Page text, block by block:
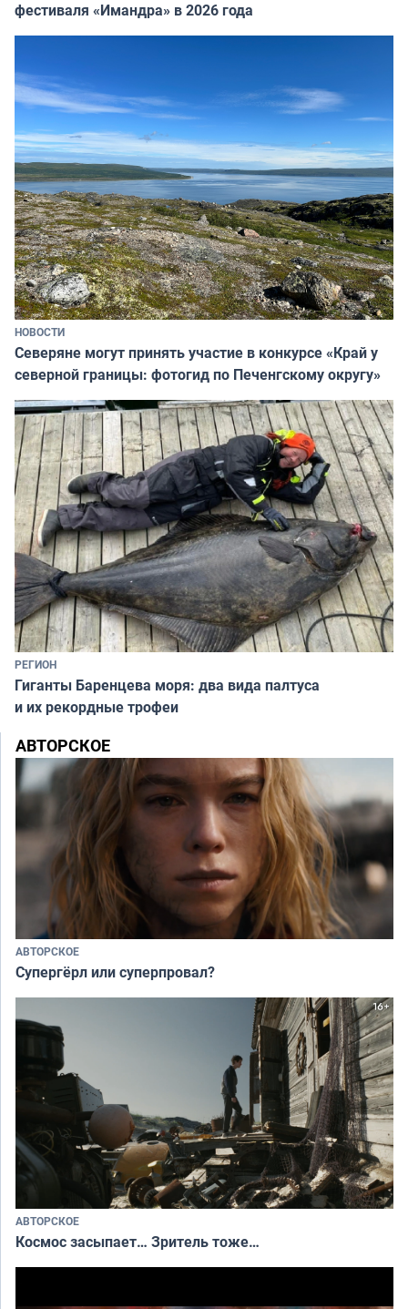
фестиваля «Имандра» в 2026 года
НОВОСТИ
Северяне могут принять участие в конкурсе «Край у
северной границы: фотогид по Печенгскому округу»
РЕГИОН
Гиганты Баренцева моря: два вида палтуса
и их рекордные трофеи
АВТОРСКОЕ
АВТОРСКОЕ
Супергёрл или суперпровал?
АВТОРСКОЕ
Космос засыпает… Зритель тоже…